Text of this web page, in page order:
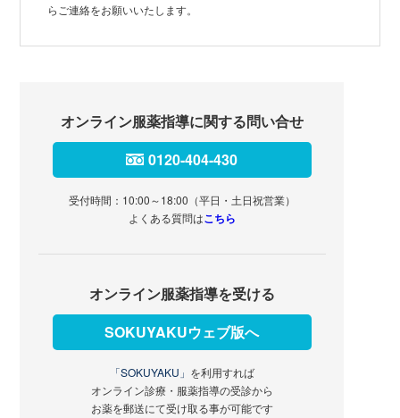
らご連絡をお願いいたします。
オンライン服薬指導に関する問い合せ
0120-404-430
受付時間：10:00～18:00（平日・土日祝営業）
よくある質問はこちら
オンライン服薬指導を受ける
SOKUYAKUウェブ版へ
「SOKUYAKU」 を利用すれば
オンライン診療・服薬指導の受診から
お薬を郵送にて受け取る事が可能です